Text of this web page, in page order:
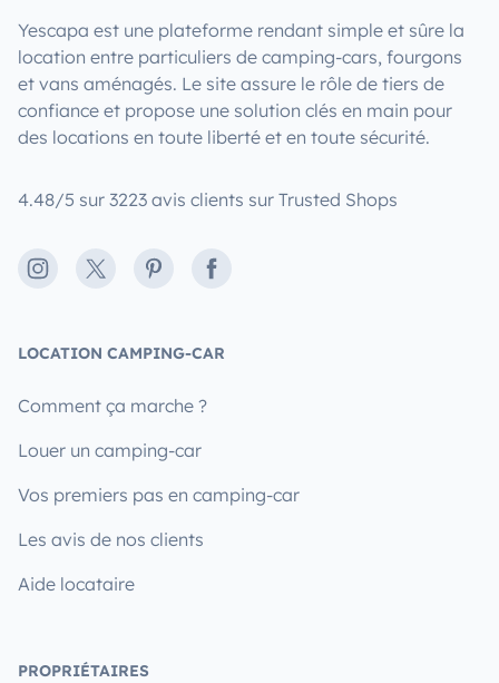
Yescapa est une plateforme rendant simple et sûre la
location entre particuliers de camping-cars, fourgons
et vans aménagés. Le site assure le rôle de tiers de
confiance et propose une solution clés en main pour
des locations en toute liberté et en toute sécurité.
4.48/5 sur 3223 avis clients sur Trusted Shops
Instagram
X PinterestFacebook
LOCATION CAMPING-CAR
Comment ça marche ?
Louer un camping-car
Vos premiers pas en camping-car
Les avis de nos clients
Aide locataire
PROPRIÉTAIRES